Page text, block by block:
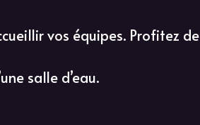
vos équipes. Profitez
salle d’eau.